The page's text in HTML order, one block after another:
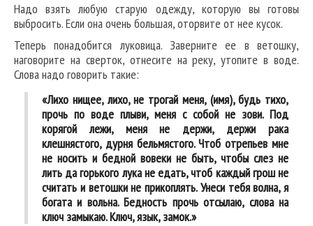
Надо взять любую старую одежду, которую вы готовы
выбросить. Если она очень большая, оторвите от нее кусок.
Теперь понадобится луковица. Заверните ее в ветошку,
наговорите на сверток, отнесите на реку, утопите в воде.
Слова надо говорить такие:
«Лихо нищее, лихо, не трогай меня, (имя), будь тихо,
прочь по воде плыви, меня с собой не зови. Под
корягой лежи, меня не держи, держи рака
клешнястого, дурня бельмястого. Чтоб отрепьев мне
не носить и бедной вовеки не быть, чтобы слез не
лить да горького лука не едать, чтоб каждый грош не
считать и ветошки не прикоплять. Унеси тебя волна, я
богата и вольна. Бедность прочь отсылаю, слова на
ключ замыкаю. Ключ, язык, замок.»